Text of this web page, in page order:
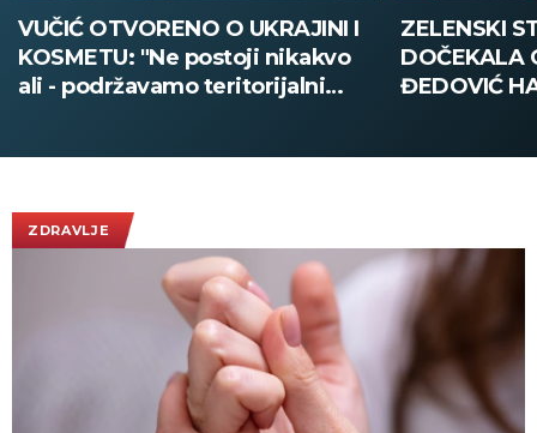
ZELENSKI STIGAO U BEOGRAD,
DOČEKALA GA MINISTARKA
ĐEDOVIĆ HANDANOVIĆ:
VELIKA
pola tone
ZDRAVLJE